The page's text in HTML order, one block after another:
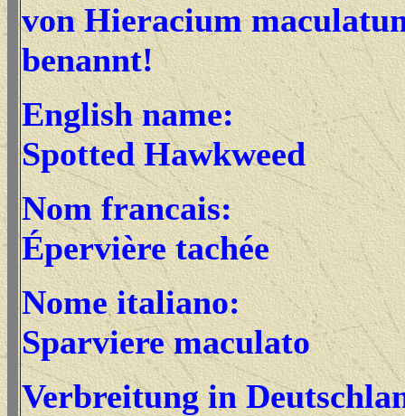
von Hieracium
benannt!
English name:
Spotted Hawkweed
Nom francais:
Épervière tachée
Nome italiano:
Sparviere maculato
Verbreitung in